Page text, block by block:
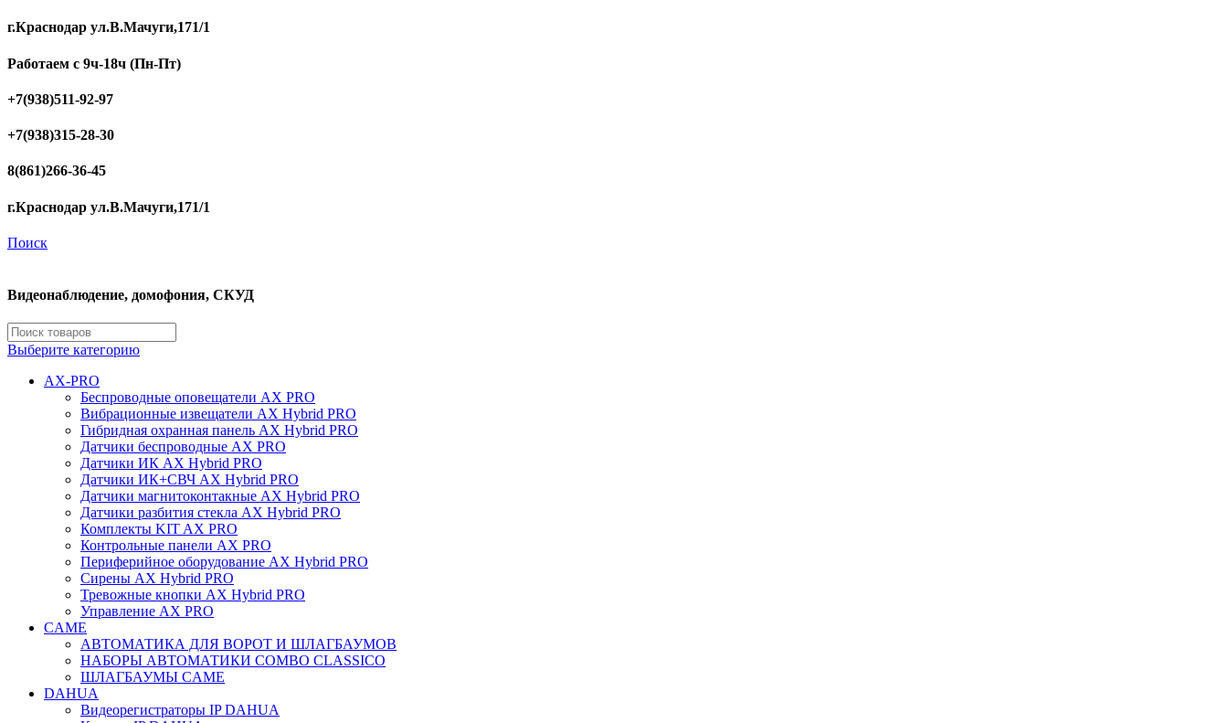
г.Краснодар ул.В.Мачуги,171/1
Работаем с 9ч-18ч (Пн-Пт)
+7(938)511-92-97
+7(938)315-28-30
8(861)266-36-45
г.Краснодар ул.В.Мачуги,171/1
Поиск
Видеонаблюдение, домофония, СКУД
Выберите категорию
AX-PRO
Беспроводные оповещатели AX PRO
Вибрационные извещатели AX Hybrid PRO
Гибридная охранная панель AX Hybrid PRO
Датчики беспроводные AX PRO
Датчики ИК AX Hybrid PRO
Датчики ИК+СВЧ AX Hybrid PRO
Датчики магнитоконтакные AX Hybrid PRO
Датчики разбития стекла AX Hybrid PRO
Комплекты KIT AX PRO
Контрольные панели AX PRO
Периферийное оборудование AX Hybrid PRO
Сирены AX Hybrid PRO
Тревожные кнопки AX Hybrid PRO
Управление AX PRO
CAME
АВТОМАТИКА ДЛЯ ВОРОТ И ШЛАГБАУМОВ
НАБОРЫ АВТОМАТИКИ COMBO CLASSICO
ШЛАГБАУМЫ CAME
DAHUA
Видеорегистраторы IP DAHUA